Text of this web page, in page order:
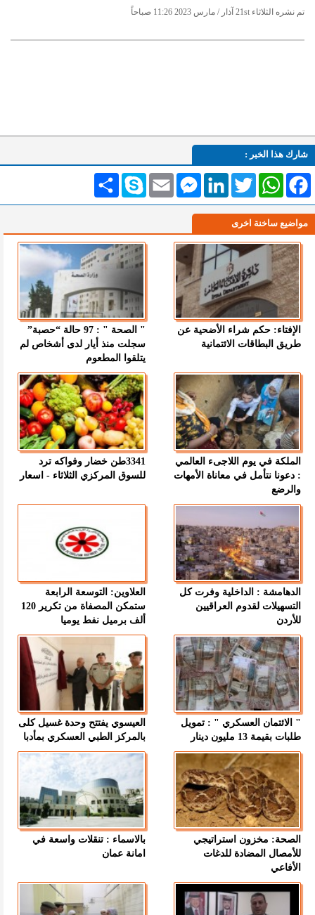
تم نشره الثلاثاء 21st آذار / مارس 2023 11:26 صباحاً
شارك هذا الخبر :
انشر Skype Email
MessengerLinkedInTwitterWhatsAppFacebook
مواضيع ساخنة اخرى
الإفتاء: حكم شراء الأضحية عن
طريق البطاقات الائتمانية
" الصحة " : 97 حالة “حصبة”
سجلت منذ أيار لدى أشخاص لم
يتلقوا المطعوم
الملكة في يوم اللاجىء العالمي
: دعونا نتأمل في معاناة الأمهات
والرضع
3341طن خضار وفواكه ترد
للسوق المركزي الثلاثاء - اسعار
الدهامشة : الداخلية وفرت كل
التسهيلات لقدوم العراقيين
للأردن
العلاوين: التوسعة الرابعة
ستمكن المصفاة من تكرير 120
ألف برميل نفط يوميا
" الائتمان العسكري " : تمويل
طلبات بقيمة 13 مليون دينار
العيسوي يفتتح وحدة غسيل كلى
بالمركز الطبي العسكري بمأدبا
الصحة: مخزون استراتيجي
للأمصال المضادة للدغات
الأفاعي
بالاسماء : تنقلات واسعة في
امانة عمان